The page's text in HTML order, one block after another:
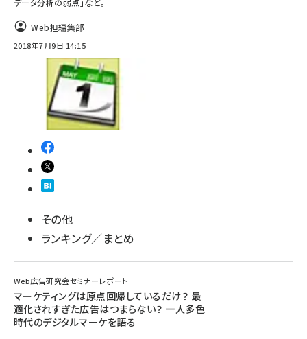
データ分析の弱点」など。
Web担編集部
2018年7月9日 14:15
その他
ランキング／まとめ
Web広告研究会セミナーレポート
マーケティングは原点回帰しているだけ？ 最
適化されすぎた広告はつまらない？ 一人多色
時代のデジタルマーケを語る